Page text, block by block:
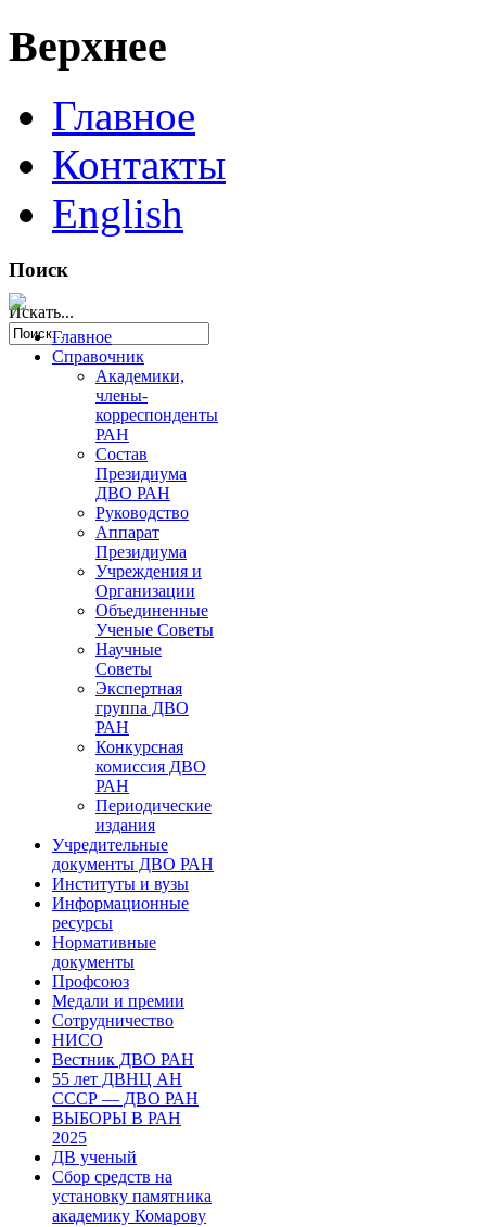
Верхнее
Главное
Контакты
English
Поиск
Искать...
Главное
Справочник
Академики,
члены-
корреспонденты
РАН
Состав
Президиума
ДВО РАН
Руководство
Аппарат
Президиума
Учреждения и
Организации
Объединенные
Ученые Советы
Научные
Советы
Экспертная
группа ДВО
РАН
Конкурсная
комиссия ДВО
РАН
Периодические
издания
Учредительные
документы ДВО РАН
Институты и вузы
Информационные
ресурсы
Нормативные
документы
Профсоюз
Медали и премии
Сотрудничество
НИСО
Вестник ДВО РАН
55 лет ДВНЦ АН
СССР — ДВО РАН
ВЫБОРЫ В РАН
2025
ДВ ученый
Сбор средств на
установку памятника
академику Комарову